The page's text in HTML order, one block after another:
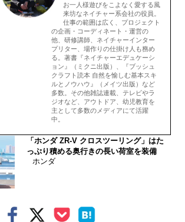
お一人様遊びをこよなく愛する風
来坊なネイチャー系会社の役員。
仕事の範囲は広く、プロジェクト
の企画・コーディネート・運営の
他、研修講師、ネイチャーインター
プリター、場作りの仕掛け人も務め
る。著書『ネイチャーエデュケーシ
ョン』（ミクニ出版）、『ブッシュ
クラフト読本 自然を愉しむ基本スキ
ルとノウハウ』（メイツ出版）など
多数。その他雑誌連載、テレビやラ
ジオなど、アウトドア、幼児教育を
主として多数のメディアにて活躍
中。
「ホンダ ZR-V クロスツーリング」はた
っぷり積める奥行きの長い荷室を装備
ホンダ